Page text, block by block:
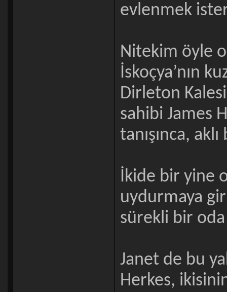
evlenmek
Nitekim öyle
İskoçya’nın
Dirleton
sahibi James
tanışınca,
İkide bir yine
uydurmaya
sürekli bir oda
Janet de bu
Herkes,